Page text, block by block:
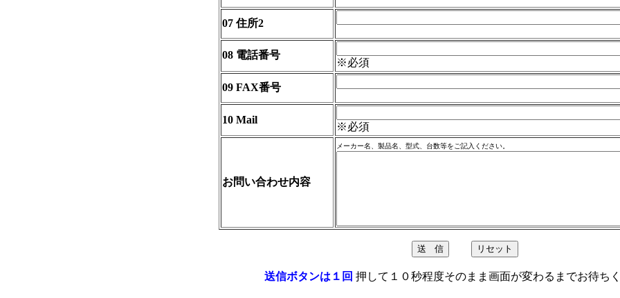
07 住所2
08 電話番号
※必須
09 FAX番号
10 Mail
※必須
お問い合わせ内容
メーカー名、製品名、型式、台数等をご記入ください。
送信ボタンは１回 押して１０秒程度そのまま画面が変わるまでお待ち